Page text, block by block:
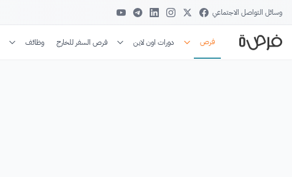
وسائل التواصل الاجتماعي
فرص دورات اون لاين فرص السفر للخارج وظائف